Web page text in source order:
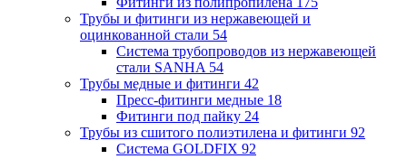
Трубы и фитинги из нержавеющей и
оцинкованной стали 54
Система трубопроводов из нержавеющей
стали SANHA 54
Трубы медные и фитинги 42
Пресс-фитинги медные 18
Фитинги под пайку 24
Трубы из сшитого полиэтилена и фитинги 92
Система GOLDFIX 92